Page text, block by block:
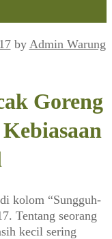
by Admin Warung
Goreng
kolom “Sungguh-
Tentang seorang
kecil sering